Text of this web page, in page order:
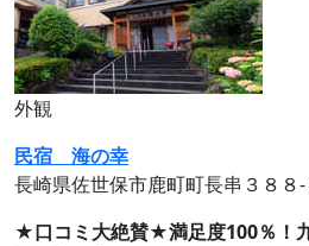
外観
民宿 海の幸
長崎県佐世保市鹿町町長串３８８‐
★口コミ大絶賛★満足度100％！